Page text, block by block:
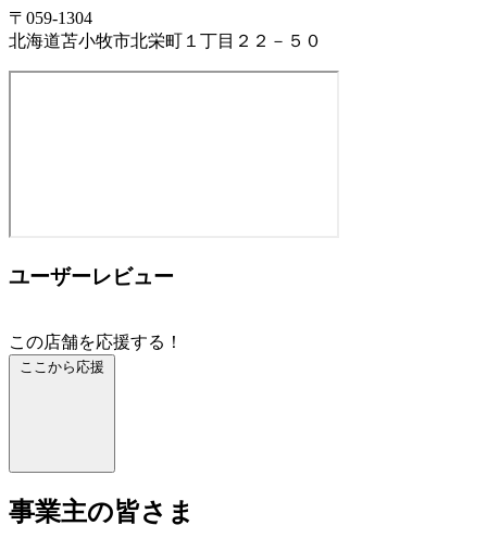
〒059-1304
北海道苫小牧市北栄町１丁目２２－５０
ユーザーレビュー
この店舗を応援する！
ここから応援
事業主の皆さま